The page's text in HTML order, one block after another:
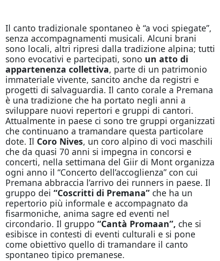
Il canto tradizionale spontaneo è “a voci spiegate”,
senza accompagnamenti musicali. Alcuni brani
sono locali, altri ripresi dalla tradizione alpina; tutti
sono evocativi e partecipati, sono un atto di
appartenenza collettiva, parte di un patrimonio
immateriale vivente, sancito anche da registri e
progetti di salvaguardia. Il canto corale a Premana
è una tradizione che ha portato negli anni a
sviluppare nuovi repertori e gruppi di cantori.
Attualmente in paese ci sono tre gruppi organizzati
che continuano a tramandare questa particolare
dote. Il Coro Nives, un coro alpino di voci maschili
che da quasi 70 anni si impegna in concorsi e
concerti, nella settimana del Giir di Mont organizza
ogni anno il “Concerto dell’accoglienza” con cui
Premana abbraccia l’arrivo dei runners in paese. Il
gruppo dei “Coscritti di Premana” che ha un
repertorio più informale e accompagnato da
fisarmoniche, anima sagre ed eventi nel
circondario. Il gruppo “Cantà Promaan”, che si
esibisce in contesti di eventi culturali e si pone
come obiettivo quello di tramandare il canto
spontaneo tipico premanese.